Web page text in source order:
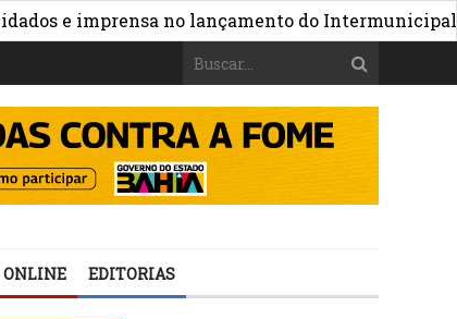
imprensa no lançamento do Intermunicipal 2026
ONLINE EDITORIAS